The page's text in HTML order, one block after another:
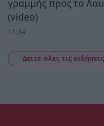
γραμμής προς το
(video)
11:34
Δείτε όλες τις ειδήσεις